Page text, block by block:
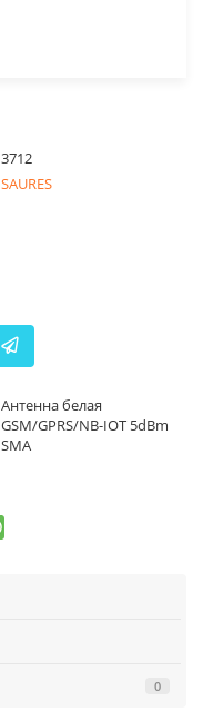
3712
SAURES
Антенна белая
GSM/GPRS/NB-IOT 5dBm
SMA
0